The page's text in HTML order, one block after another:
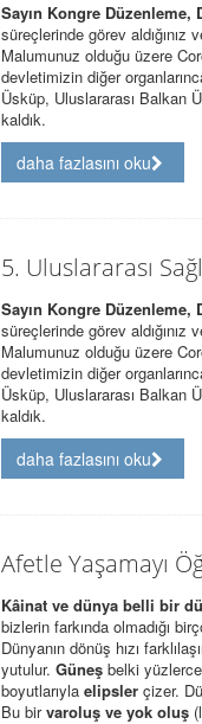
Sayın Kongre Düzenleme,
süreçlerinde görev
Malumunuz olduğu üzere
devletimizin diğer
Üsküp, Uluslararası Balkan
kaldık.
daha fazlasını oku
5. Uluslararası
Sayın Kongre Düzenleme,
süreçlerinde görev
Malumunuz olduğu üzere
devletimizin diğer
Üsküp, Uluslararası Balkan
kaldık.
daha fazlasını oku
Afetle Yaşamayı
Kâinat ve dünya belli bir
bizlerin farkında olmadığı
Dünyanın dönüş hızı
yutulur.Güneş belki
boyutlarıylaelipsler çizer.
Bu birvaroluş ve yok oluş